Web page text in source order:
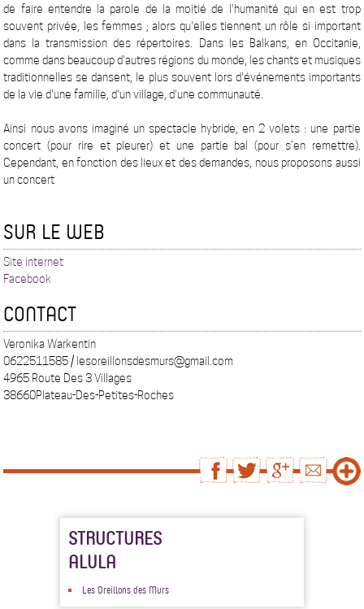
de faire entendre la parole de la moitié de l'humanité qui en est trop
souvent privée, les femmes ; alors qu'elles tiennent un rôle si important
dans la transmission des répertoires. Dans les Balkans, en Occitanie,
comme dans beaucoup d'autres régions du monde, les chants et musiques
traditionnelles se dansent, le plus souvent lors d'événements importants
de la vie d'une famille, d'un village, d'une communauté.
Ainsi nous avons imaginé un spectacle hybride, en 2 volets : une partie
concert (pour rire et pleurer) et une partie bal (pour s’en remettre).
Cependant, en fonction des lieux et des demandes, nous proposons aussi
un concert
SUR LE WEB
Site internet
Facebook
CONTACT
Veronika Warkentin
0622511585 / lesoreillonsdesmurs@gmail.com
4965 Route Des 3 Villages
38660Plateau-Des-Petites-Roches
STRUCTURES
ALULA
Les Oreillons des Murs